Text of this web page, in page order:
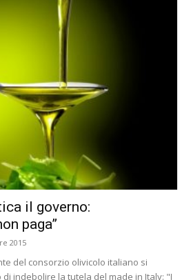
il governo:
paga”
2015
del consorzio olivicolo italiano si
indebolire la tutela del made in Italy: "I